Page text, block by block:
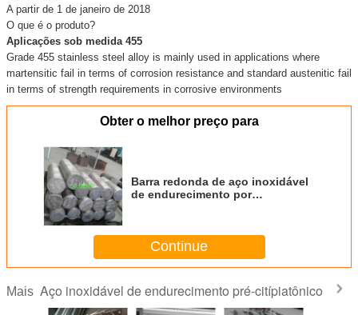
A partir de 1 de janeiro de 2018
O que é o produto?
Aplicações sob medida 455
Grade 455 stainless steel alloy is mainly used in applications where
martensitic fail in terms of corrosion resistance and standard austenitic fail
in terms of strength requirements in corrosive environments
Obter o melhor preço para
Barra redonda de aço inoxidável
de endurecimento por
Continue
Mais Aço inoxidável de endurecimento pré-citípiatônico